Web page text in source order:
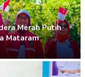
Merah Putih
Mataram